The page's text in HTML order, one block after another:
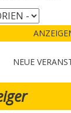
NEUE